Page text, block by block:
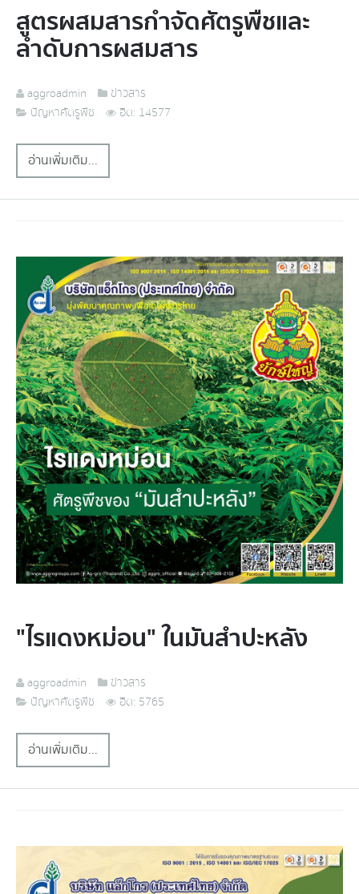
สูตรผสมสารกำจัดศัตรูพืชและ
ลำดับการผสมสาร
aggroadmin
ข่าวสาร
ปัญหาศัตรูพืช
ฮิต: 14577
อ่านเพิ่มเติม...
"ไรแดงหม่อน" ในมันสำปะหลัง
aggroadmin
ข่าวสาร
ปัญหาศัตรูพืช
ฮิต: 5765
อ่านเพิ่มเติม...